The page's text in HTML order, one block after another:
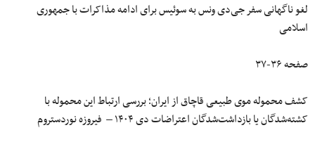
لغو ناگهانی سفر جی‌دی‌ ونس به سوئیس برای ادامه مذاکرات با جمهوری
اسلامی
صفحه ۳۶-۳۷
کشف محموله موی طبیعی قاچاق از ایران؛ بررسی ارتباط این محموله با
کشته‌شدگان یا بازداشت‌شدگان اعتراضات دی ۱۴۰۴ – فیروزه نوردستروم